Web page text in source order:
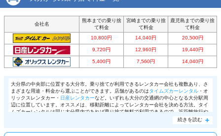
会社名
熊本までの乗り捨
て料金
宮崎までの乗り捨
て料金
鹿児島までの乗り捨
て料金
10,800円
14,040円 20,500円
9,720円 12,960円 19,440円
5,400円 7,560円 14,040円
大分県の中央部に位置する大分市。乗り捨てが利用できるレンタカー会社も複数あり、さ
まざまな用途・料金から選ぶことができます。店舗があるのはタイムズカーレンタル・オ
リックスレンタカー・ 日産レンタカーなど。いずれも大分の交通網の中心となる大分駅周
辺に位置しています。オススメは、移動距離によってレンタカー会社を決める方法。タイ
ムズカーレンタルは同じ大分県内であれば乗り捨て無料で利用できるので、近距離旅行や
近場の移動に向いています。反対に、県をまたいだドライブやお引越しなどで乗り捨てを
タカーは、大分駅前店から博多駅で乗り捨てても追加料金7,500円程度で済みます。
続きを読む